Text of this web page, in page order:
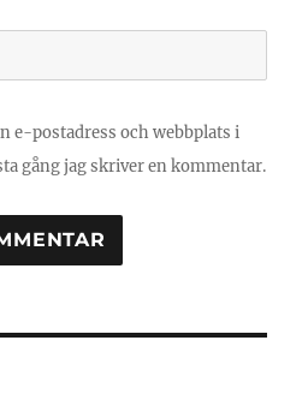
e-postadress och webbplats i
gång jag skriver en kommentar.